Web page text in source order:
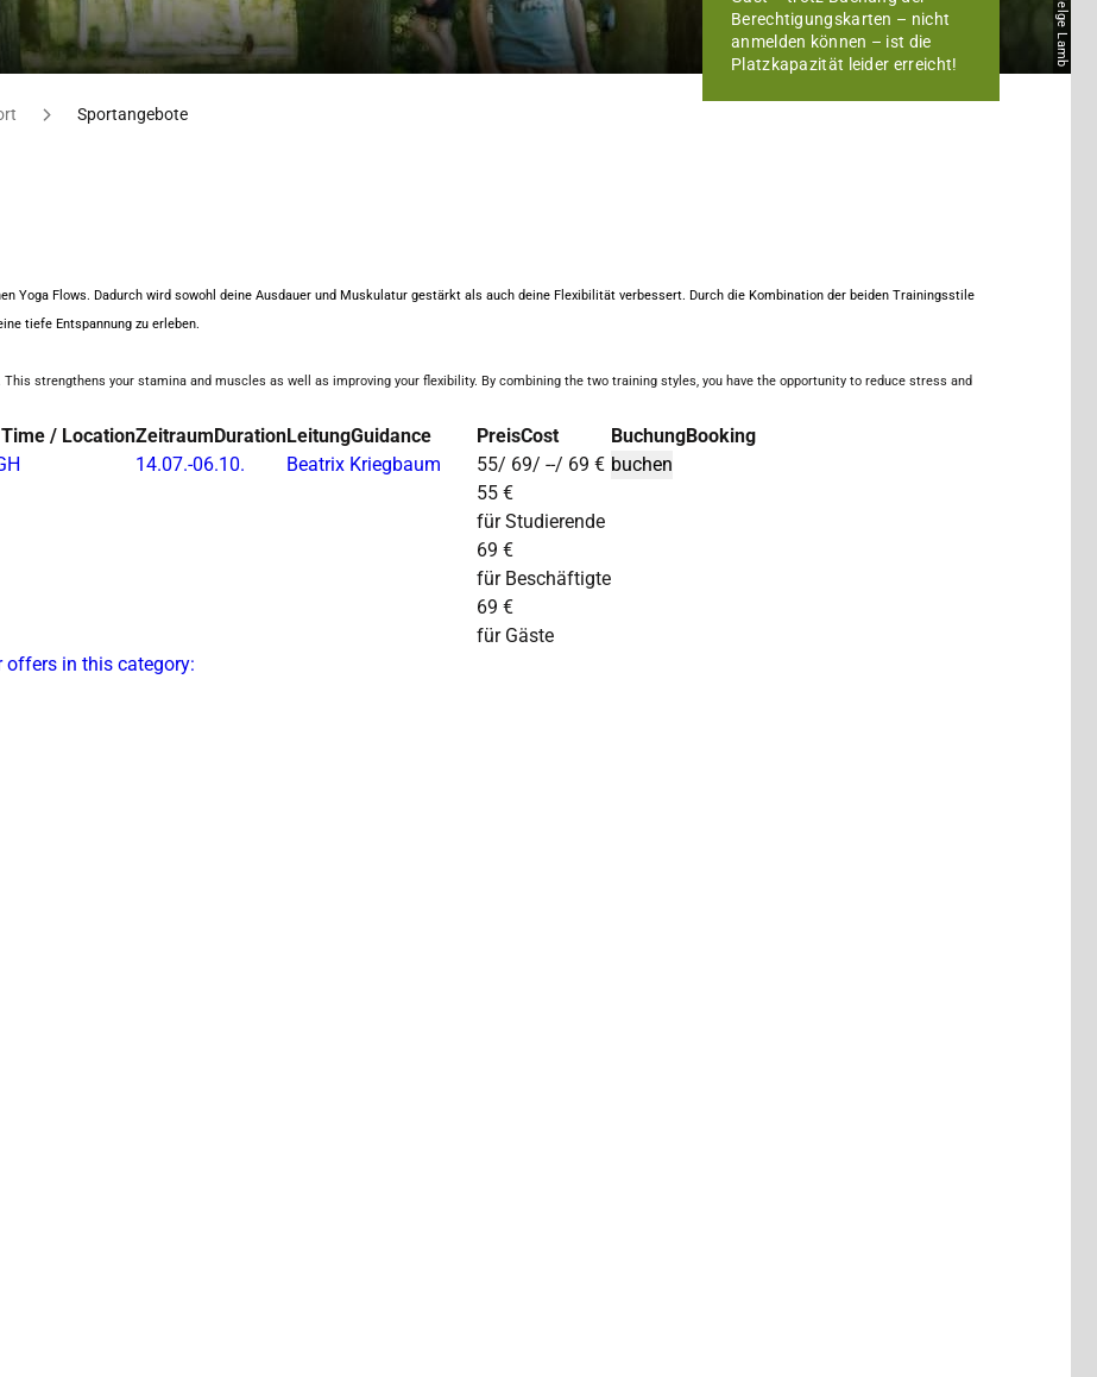
Berechtigungskarten – nicht
anmelden können – ist die
Platzkapazität leider erreicht!
Sportangebote
Yoga Flows. Dadurch wird sowohl deine Ausdauer und Muskulatur gestärkt als auch deine Flexibilität verbessert. Durch die Kombination der beiden Trainingsstile
tiefe Entspannung zu erleben.
strengthens your stamina and muscles as well as improving your flexibility. By combining the two training styles, you have the opportunity to reduce stress and
/ LocationZeitraumDurationLeitungGuidance PreisCost BuchungBooking
14.07.-06.10. Beatrix Kriegbaum
55/ 69/ --/ 69 €
55 €
für Studierende
69 €
für Beschäftigte
69 €
für Gäste
in this category: